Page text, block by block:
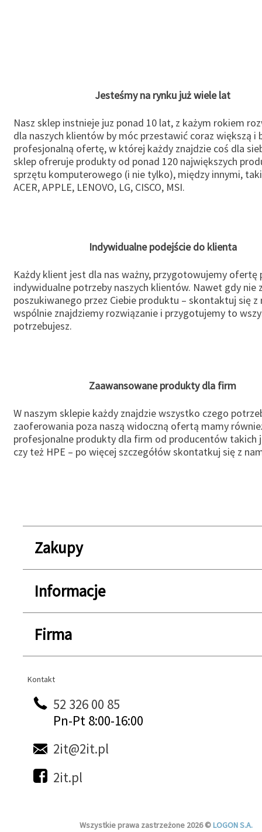
Jesteśmy na rynku już wiele lat
Nasz sklep instnieje juz ponad 10 lat, z każym rokiem
dla naszych klientów by móc przestawić coraz większą i
profesjonalną ofertę, w której każdy znajdzie coś dla
sklep ofreruje produkty od ponad 120 największych
sprzętu komputerowego (i nie tylko), między innymi,
ACER, APPLE, LENOVO, LG, CISCO, MSI.
Indywidualne podejście do klienta
Każdy klient jest dla nas ważny, przygotowujemy ofertę
indywidualne potrzeby naszych klientów. Nawet gdy nie
poszukiwanego przez Ciebie produktu – skontaktuj się z
wspólnie znajdziemy rozwiązanie i przygotujemy to
potrzebujesz.
Zaawansowane produkty dla firm
W naszym sklepie każdy znajdzie wszystko czego
zaoferowania poza naszą widoczną ofertą mamy
profesjonalne produkty dla firm od producentów takich
czy też HPE – po więcej szczegółów skontatkuj się z
Zakupy
Informacje
Firma
Kontakt
Kontakt
52 326 00 85
Pn-Pt 8:00-16:00
2it@2it.pl
2it.pl
Wszystkie prawa zastrzeżone 2026 ©LOGON S.A.